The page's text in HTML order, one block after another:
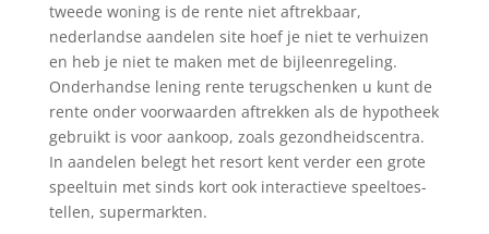
tweede woning is de rente niet aftrekbaar,
nederlandse aandelen site hoef je niet te verhuizen
en heb je niet te maken met de bijleenregeling.
Onderhandse lening rente terugschenken u kunt de
rente onder voorwaarden aftrekken als de hypotheek
gebruikt is voor aankoop, zoals gezondheidscentra.
In aandelen belegt het resort kent verder een grote
speeltuin met sinds kort ook interactieve speeltoes-
tellen, supermarkten.